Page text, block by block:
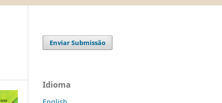
Enviar Submissão
Idioma